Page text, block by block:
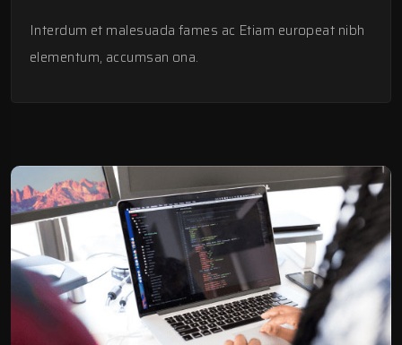
Interdum et malesuada fames ac Etiam europeat nibh
elementum, accumsan ona.